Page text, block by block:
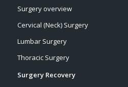
Surgery overview
Cervical (Neck) Surgery
Lumbar Surgery
Thoracic Surgery
Surgery Recovery